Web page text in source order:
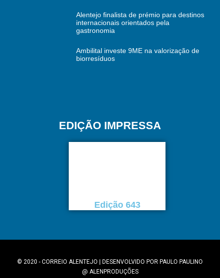
Alentejo finalista de prémio para destinos
internacionais orientados pela
gastronomia
Ambilital investe 9ME na valorização de
biorresíduos
EDIÇÃO IMPRESSA
Edição 643
© 2020 - CORREIO ALENTEJO | DESENVOLVIDO POR PAULO PAULINO
@ ALENPRODUÇÕES